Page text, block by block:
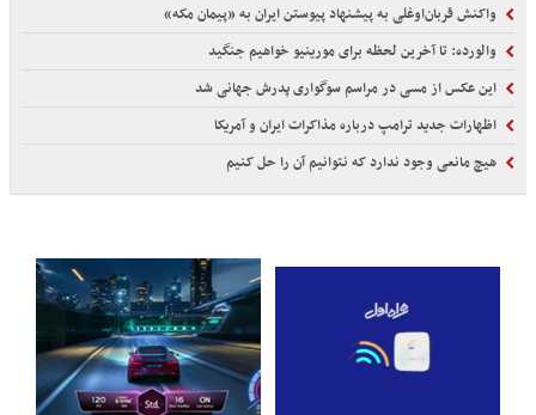
واکنش قربان‌اوغلی به پیشنهاد پیوستن ایران به «پیمان مکه»
والورده: تا آخرین لحظه برای مورینیو خواهیم جنگید
این عکس از مسی در مراسم سوگواری پدرش جهانی شد
اظهارات جدید ترامپ درباره مذاکرات ایران و آمریکا
هیچ مانعی وجود ندارد که نتوانیم آن را حل کنیم